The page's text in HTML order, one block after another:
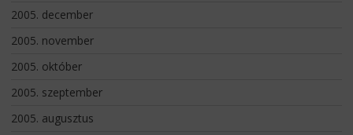
2005. december
2005. november
2005. október
2005. szeptember
2005. augusztus